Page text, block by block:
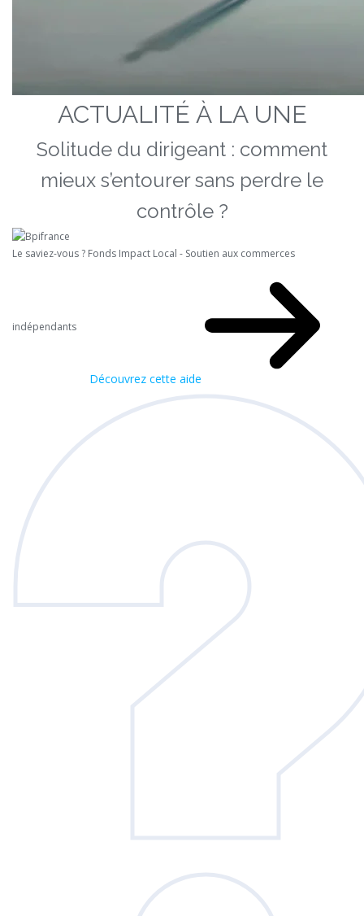
ACTUALITÉ À LA UNE
Solitude du dirigeant : comment
mieux s’entourer sans perdre le
contrôle ?
Le saviez-vous ? Fonds Impact Local - Soutien aux commerces
indépendants
Découvrez cette aide